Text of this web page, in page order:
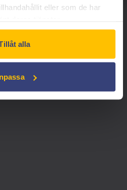
eller som de har
alla
tjänster är endast avsedda
För privat bruk,
lämpliga alternativ.